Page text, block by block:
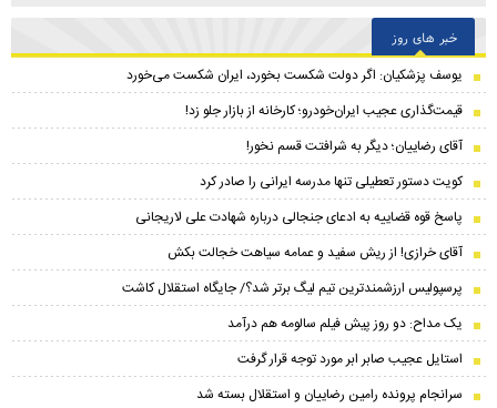
خبر های روز
یوسف پزشکیان: اگر دولت شکست بخورد، ایران شکست می‌خورد
قیمت‌گذاری عجیب ایران‌خودرو؛ کارخانه از بازار جلو زد!
آقای رضاییان؛ دیگر به شرافتت قسم نخور!
کویت دستور تعطیلی تنها مدرسه ایرانی را صادر کرد
پاسخ قوه قضاییه به ادعای جنجالی درباره شهادت علی لاریجانی
آقای خرازی! از ریش سفید و عمامه سیاهت خجالت بکش
پرسپولیس ارزشمندترین تیم لیگ برتر شد؟/ جایگاه استقلال کاشت
یک مداح: دو روز پیش فیلم سالومه هم درآمد
استایل عجیب صابر ابر مورد توجه قرار گرفت
سرانجام پرونده رامین رضاییان و استقلال بسته شد